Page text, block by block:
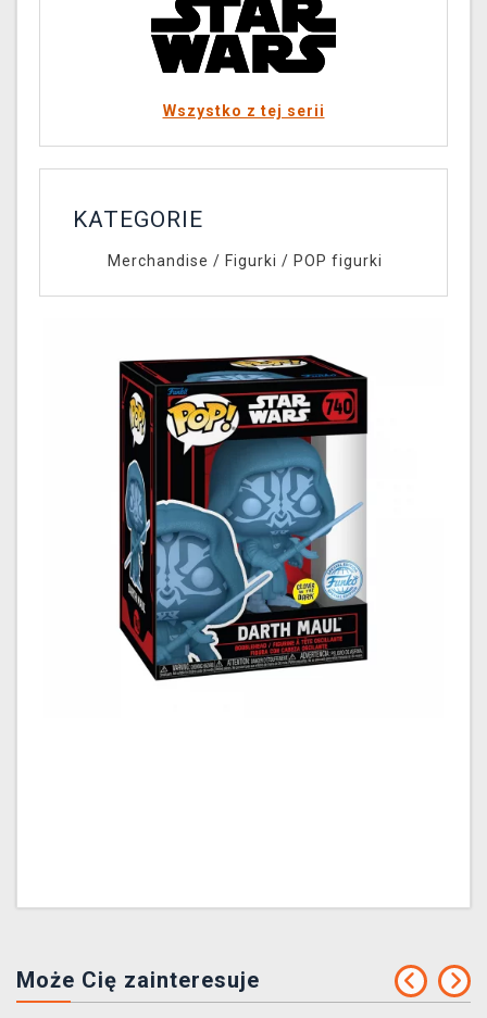
Wszystko z tej serii
KATEGORIE
Merchandise / Figurki / POP figurki
Może Cię zainteresuje